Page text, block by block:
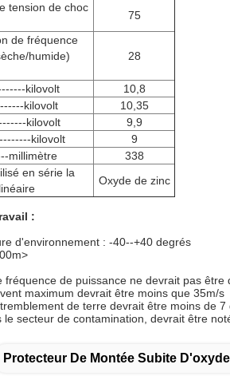
tension de choc
75
de fréquence
humide)
28
kilovolt
10,8
kilovolt
10,35
kilovolt
9,9
kilovolt
9
millimètre
338
en série la
Oxyde de zinc
:
d'environnement : -40--+40 degrés
fréquence de puissance ne devrait pas
maximum devrait être moins que 35m/s
de terre devrait être moins de 7
le secteur de contamination, devrait être
Protecteur De Montée Subite D'oxyde